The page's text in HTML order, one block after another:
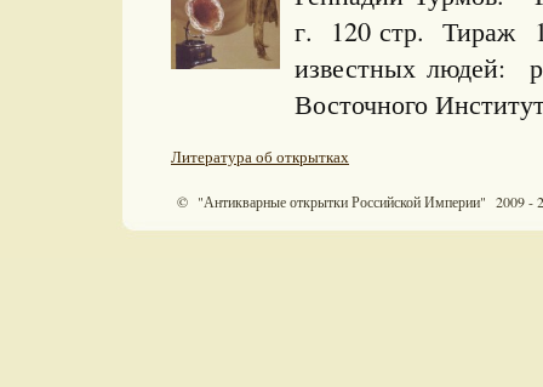
г. 120 стр. Тираж
известных людей:
Восточного
Литература об открытках
© "Антикварные открытки Российской Империи" 2009 -